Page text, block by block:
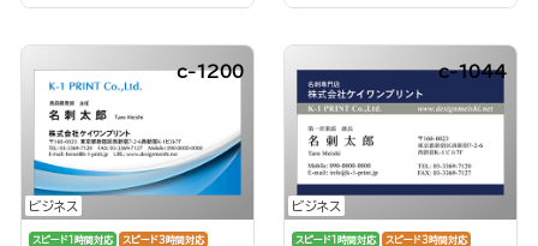
ビジネス
c-1200
スピード1時間対応 スピード3時間対応
ビジネス
c-1044
スピード1時間対応 スピード3時間対応